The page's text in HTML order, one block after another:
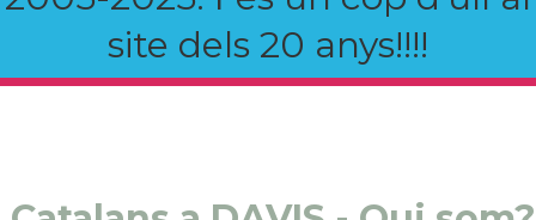
site dels 20 anys!!!!